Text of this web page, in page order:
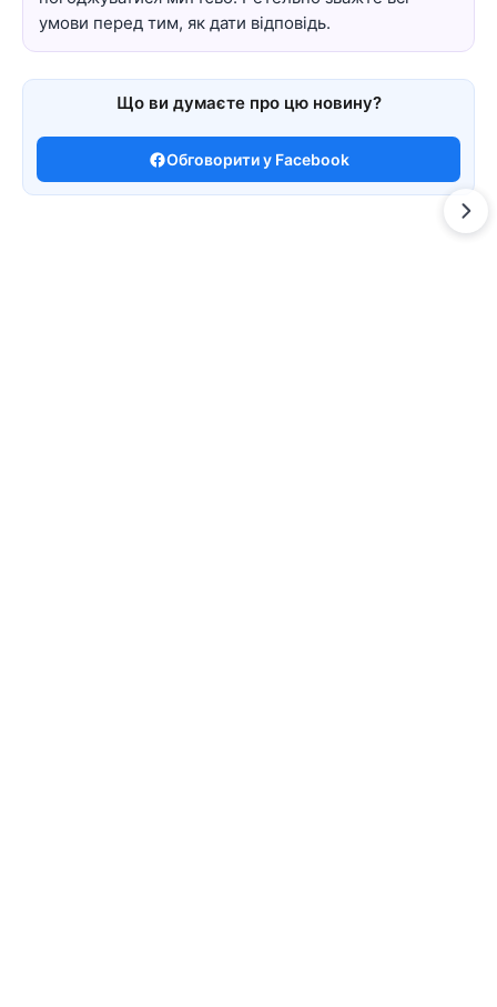
умови перед тим, як дати відповідь.
Що ви думаєте про цю новину?
Обговорити у Facebook